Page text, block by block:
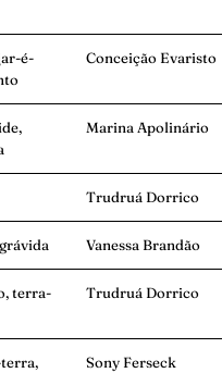
é-
Conceição Evaristo
Marina Apolinário
Trudruá Dorrico
Vanessa Brandão
terra-
Trudruá Dorrico
Sony Ferseck